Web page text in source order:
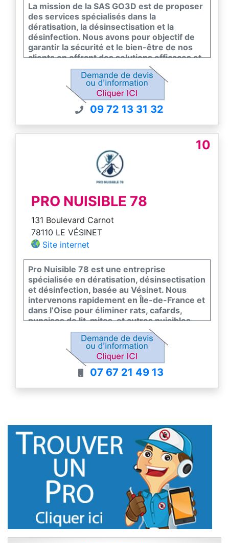
La mission de la SAS GO3D est de proposer
des services spécialisés dans la
dératisation, la désinsectisation et la
désinfection. Nous avons pour objectif de
garantir la sécurité et le bien-être de nos
clients en offrant des solutions efficaces et
respectueuses de l’environnement pour
éliminer les nuisibles et assainir leurs
espaces de vie et de travail.
09 72 13 31 32
10
PRO NUISIBLE 78
131 Boulevard Carnot
78110 LE VÉSINET
Site internet
Pro Nuisible 78 est une entreprise
spécialisée en dératisation, désinsectisation
et désinfection, basée au Vésinet. Nous
intervenons rapidement en Île-de-France et
dans l’Oise pour éliminer rats, cafards,
punaises de lit, mites, et autres nuisibles.
Nos traitements sont certifiés, efficaces et
respectueux de l’environnement.
Diagnostic, intervention, suivi : nous
assurons un service complet et
professionnel. Contactez-nous pour un
07 67 21 49 13